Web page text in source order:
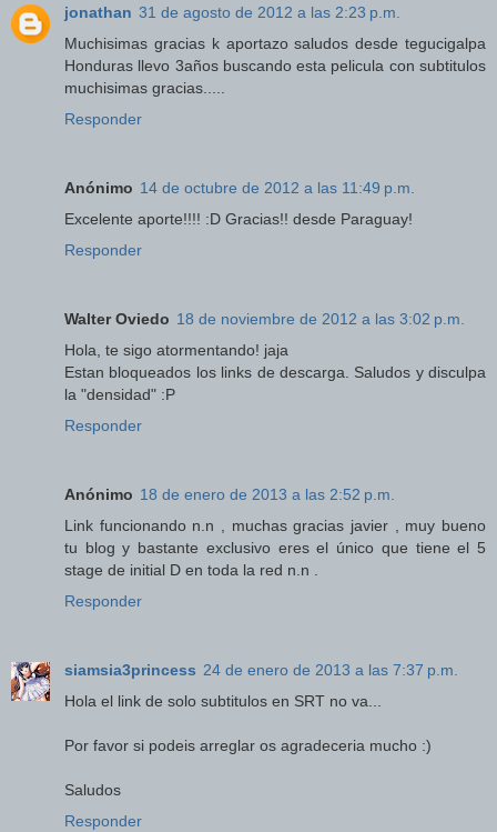
jonathan 31 de agosto de 2012 a las 2:23 p.m.
Muchisimas gracias k aportazo saludos desde tegucigalpa
Honduras llevo 3años buscando esta pelicula con subtitulos
muchisimas gracias.....
Responder
Anónimo 14 de octubre de 2012 a las 11:49 p.m.
Excelente aporte!!!! :D Gracias!! desde Paraguay!
Responder
Walter Oviedo 18 de noviembre de 2012 a las 3:02 p.m.
Hola, te sigo atormentando! jaja
Estan bloqueados los links de descarga. Saludos y disculpa
la "densidad" :P
Responder
Anónimo 18 de enero de 2013 a las 2:52 p.m.
Link funcionando n.n , muchas gracias javier , muy bueno
tu blog y bastante exclusivo eres el único que tiene el 5
stage de initial D en toda la red n.n .
Responder
siamsia3princess 24 de enero de 2013 a las 7:37 p.m.
Hola el link de solo subtitulos en SRT no va...
Por favor si podeis arreglar os agradeceria mucho :)
Saludos
Responder